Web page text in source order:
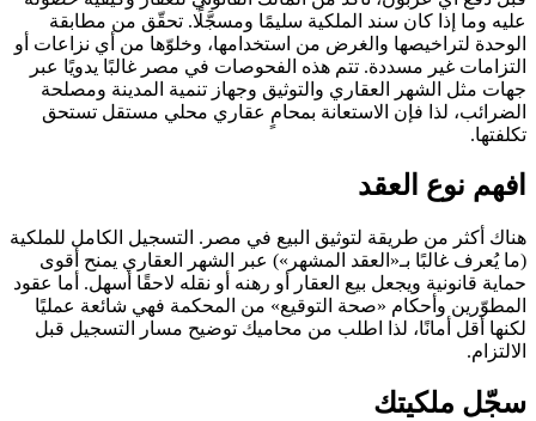
عليه وما إذا كان سند الملكية سليمًا ومسجَّلًا. تحقّق من مطابقة
الوحدة لتراخيصها والغرض من استخدامها، وخلوّها من أي نزاعات أو
التزامات غير مسددة. تتم هذه الفحوصات في مصر غالبًا يدويًا عبر
جهات مثل الشهر العقاري والتوثيق وجهاز تنمية المدينة ومصلحة
الضرائب، لذا فإن الاستعانة بمحامٍ عقاري محلي مستقل تستحق
تكلفتها.
افهم نوع العقد
هناك أكثر من طريقة لتوثيق البيع في مصر. التسجيل الكامل للملكية
(ما يُعرف غالبًا بـ«العقد المشهر») عبر الشهر العقاري يمنح أقوى
حماية قانونية ويجعل بيع العقار أو رهنه أو نقله لاحقًا أسهل. أما عقود
المطوّرين وأحكام «صحة التوقيع» من المحكمة فهي شائعة عمليًا
لكنها أقل أمانًا، لذا اطلب من محاميك توضيح مسار التسجيل قبل
الالتزام.
سجّل ملكيتك